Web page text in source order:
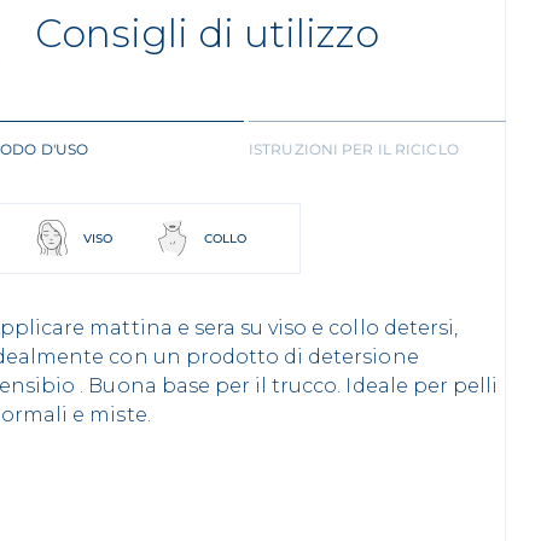
Consigli di utilizzo
D'USO ISTRUZIONI PER IL RICICLO
VISO COLLO
mattina e sera su viso e collo detersi,
con un prodotto di detersione
. Buona base per il trucco. Ideale per pelli
e miste.